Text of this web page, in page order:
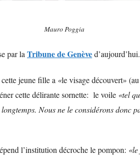
Mauro Poggia
par laTribune de Genève
jeune fille a «le visage découvert»
cette délirante sornette: le voile «tel
Nous ne le considérons donc
l’institution décroche le pompon: